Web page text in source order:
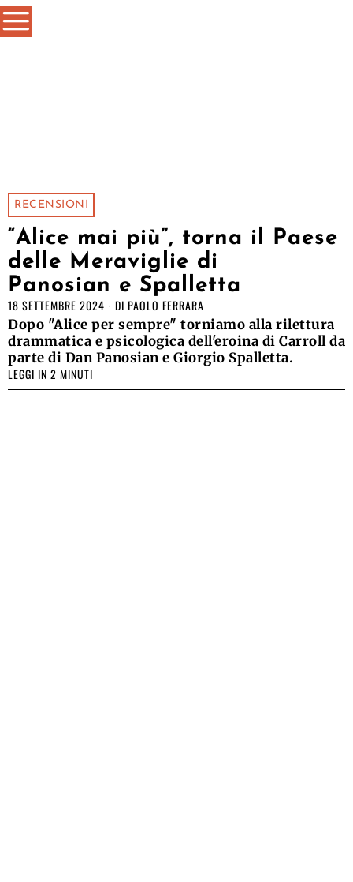
RECENSIONI
“Alice mai più”, torna il Paese
delle Meraviglie di
Panosian e Spalletta
18 SETTEMBRE 2024 DI PAOLO FERRARA
Dopo "Alice per sempre" torniamo alla rilettura
drammatica e psicologica dell'eroina di Carroll da
parte di Dan Panosian e Giorgio Spalletta.
LEGGI IN 2 MINUTI